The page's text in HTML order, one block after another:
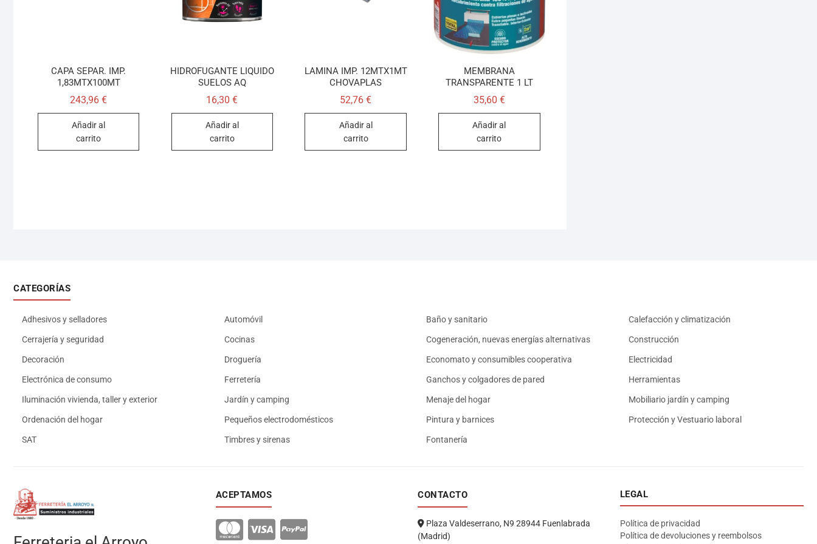
CAPA SEPAR. IMP.
1,83MTX100MT
243,96€
Añadir al
carrito
HIDROFUGANTE LIQUIDO
SUELOS AQ
16,30€
Añadir al
carrito
LAMINA IMP. 12MTX1MT
CHOVAPLAS
52,76€
Añadir al
carrito
MEMBRANA
TRANSPARENTE 1 LT
35,60 €
Añadir al
carrito
CATEGORÍAS
Adhesivos y selladores Automóvil Baño y sanitario Calefacción y climatización
Cerrajería y seguridad Cocinas Cogeneración, nuevas energías alternativas Construcción
Decoración Droguería Economato y consumibles cooperativa Electricidad
Electrónica de consumo Ferretería Ganchos y colgadores de pared Herramientas
Iluminación vivienda, taller y exterior Jardín y camping Menaje del hogar Mobiliario jardín y camping
Ordenación del hogar Pequeños electrodomésticos Pintura y barnices Protección y Vestuario laboral
SAT Timbres y sirenas Fontanería
ACEPTAMOS CONTACTO
Plaza Valdeserrano, N9 28944 Fuenlabrada
(Madrid)
LEGAL
Política de privacidad
Política de devoluciones y reembolsos
Asesor El Arroyo
En línea · responde en segundos